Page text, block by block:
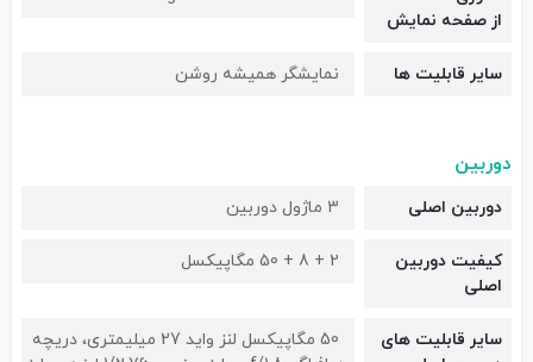
از صفحه نمایش
سایر قابلیت ها نمایشگر همیشه روشن
دوربین
دوربین اصلی 3 ماژول دوربین
کیفیت دوربین‌
اصلی
2 + 8 + 50 مگاپیکسل
سایر قابلیت های
50 مگاپیکسل لنز واید 27 میلیمتری، دریچه